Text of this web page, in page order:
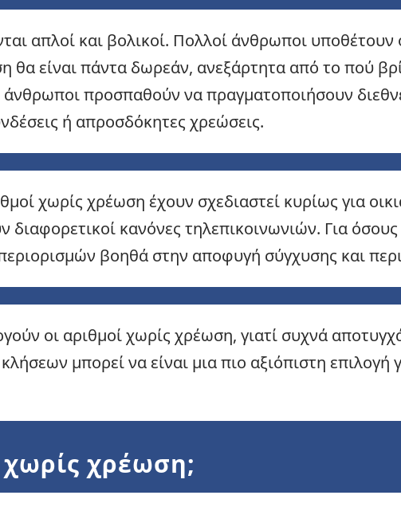
απλοί και βολικοί. Πολλοί άνθρωποι υποθέτουν
θα είναι πάντα δωρεάν, ανεξάρτητα από το πού
προσπαθούν να πραγματοποιήσουν
ή απροσδόκητες χρεώσεις.
χωρίς χρέωση έχουν σχεδιαστεί κυρίως για
διαφορετικοί κανόνες τηλεπικοινωνιών. Για
βοηθά στην αποφυγή σύγχυσης και
οι αριθμοί χωρίς χρέωση, γιατί συχνά
μπορεί να είναι μια πιο αξιόπιστη επιλογή
χωρίς χρέωση;